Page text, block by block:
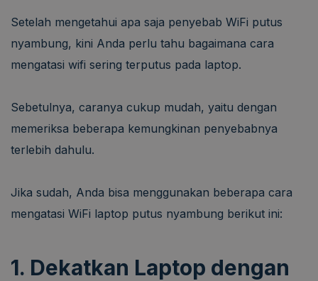
Setelah mengetahui apa saja penyebab WiFi putus
nyambung, kini Anda perlu tahu bagaimana cara
mengatasi wifi sering terputus pada laptop.
Sebetulnya, caranya cukup mudah, yaitu dengan
memeriksa beberapa kemungkinan penyebabnya
terlebih dahulu.
Jika sudah, Anda bisa menggunakan beberapa cara
mengatasi WiFi laptop putus nyambung berikut ini:
1. Dekatkan Laptop dengan